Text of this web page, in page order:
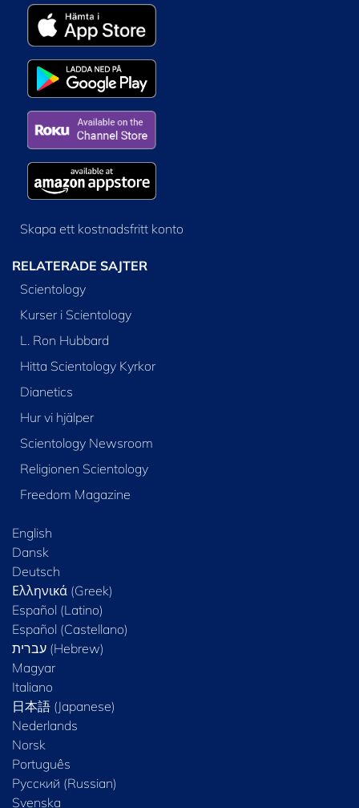
Skapa ett kostnadsfritt konto
RELATERADE SAJTER
Scientology
Kurser i Scientology
L. Ron Hubbard
Hitta Scientology Kyrkor
Dianetics
Hur vi hjälper
Scientology Newsroom
Religionen Scientology
Freedom Magazine
English
Dansk
Deutsch
Ελληνικά (Greek)
Español (Latino)
Español (Castellano)
Magyar
Italiano
日本語 (Japanese)
Nederlands
Norsk
Português
Русский (Russian)
Svenska